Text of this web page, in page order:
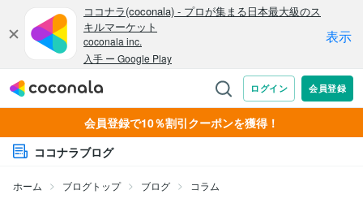
会員登録で10％割引クーポンを獲得！
ココナラブログ
ホーム ブログトップ ブログ コラム